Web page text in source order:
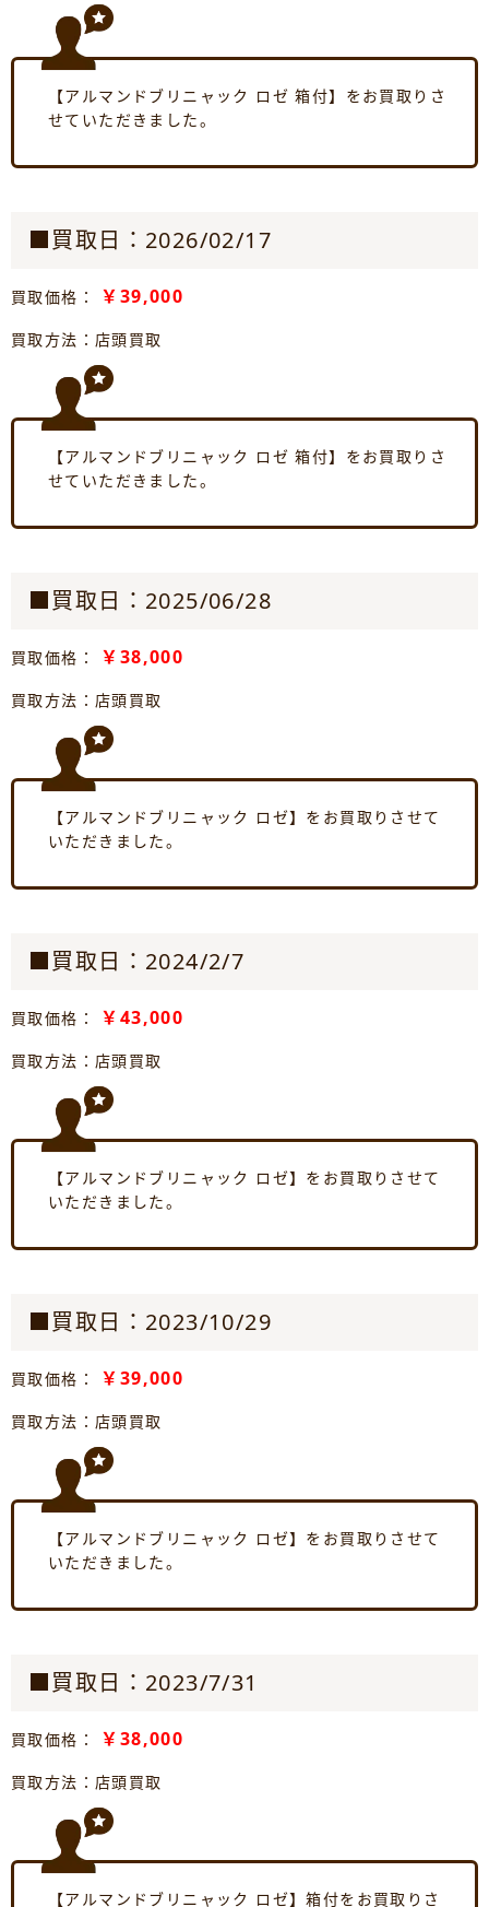
【アルマンドブリニャック ロゼ 箱付】をお買取りさ
せていただきました。
■買取日：2026/02/17
買取価格： ￥39,000
買取方法：店頭買取
【アルマンドブリニャック ロゼ 箱付】をお買取りさ
せていただきました。
■買取日：2025/06/28
買取価格： ￥38,000
買取方法：店頭買取
【アルマンドブリニャック ロゼ】をお買取りさせて
いただきました。
■買取日：2024/2/7
買取価格： ￥43,000
買取方法：店頭買取
【アルマンドブリニャック ロゼ】をお買取りさせて
いただきました。
■買取日：2023/10/29
買取価格： ￥39,000
買取方法：店頭買取
【アルマンドブリニャック ロゼ】をお買取りさせて
いただきました。
■買取日：2023/7/31
買取価格： ￥38,000
買取方法：店頭買取
【アルマンドブリニャック ロゼ】箱付をお買取りさ